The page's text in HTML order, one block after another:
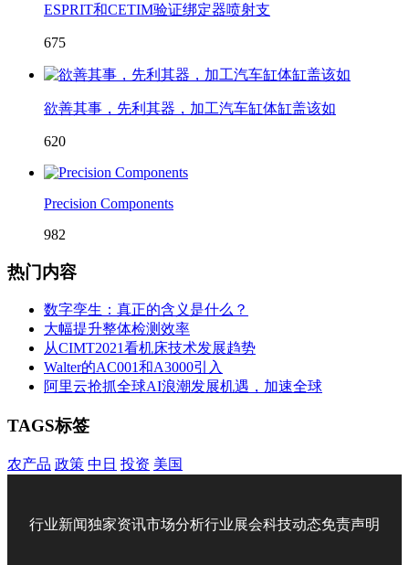
ESPRIT和CETIM验证绑定器喷射支
675
欲善其事，先利其器，加工汽车缸体缸盖该如
620
Precision Components
982
热门内容
数字孪生：真正的含义是什么？
大幅提升整体检测效率
从CIMT2021看机床技术发展趋势
Walter的AC001和A3000引入
阿里云抢抓全球AI浪潮发展机遇，加速全球
TAGS标签
农产品 政策 中日 投资 美国
行业新闻独家资讯市场分析行业展会科技动态免责声明